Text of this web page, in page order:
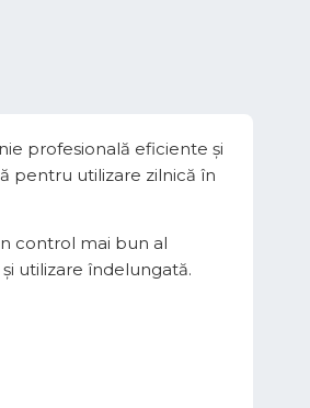
profesională eficiente și
pentru utilizare zilnică în
control mai bun al
utilizare îndelungată.